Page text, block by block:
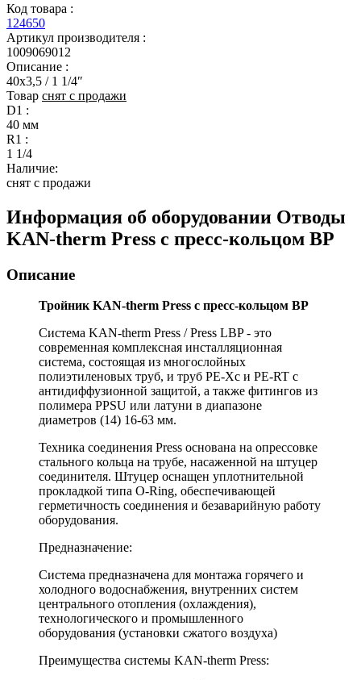
Код товара :
124650
Артикул производителя :
1009069012
Описание :
40x3,5 / 1 1/4″
Товар снят с продажи
D1 :
40 мм
R1 :
1 1/4
Наличие:
снят с продажи
Информация об оборудовании Отводы
KAN-therm Press с пресс-кольцом ВР
Описание
Тройник KAN-therm Press с пресс-кольцом ВР
Система KAN-therm Press / Press LBP - это
современная комплексная инсталляционная
система, состоящая из многослойных
полиэтиленовых труб, и труб PE-Xc и PE-RT с
антидиффузионной защитой, а также фитингов из
полимера PPSU или латуни в диапазоне
диаметров (14) 16-63 мм.
Техника соединения Press основана на опрессовке
стального кольца на трубе, насаженной на штуцер
соединителя. Штуцер оснащен уплотнительной
прокладкой типа O-Ring, обеспечивающей
герметичность соединения и безаварийную работу
оборудования.
Предназначение:
Cистема предназначена для монтажа горячего и
холодного водоснабжения, внутренних систем
центрального отопления (охлаждения),
технологического и промышленного
оборудования (установки сжатого воздуха)
Преимущества системы KAN-therm Press: